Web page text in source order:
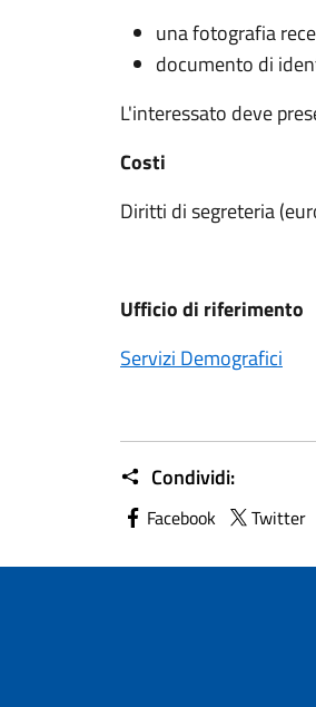
una fotografia
documento di
L'interessato deve
Costi
Diritti di segreteria
Ufficio di riferimento
Servizi Demografici
Condividi:
Facebook Twitter